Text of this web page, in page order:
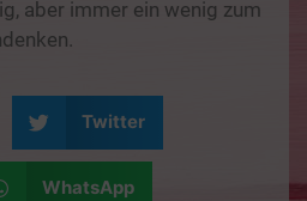
aber immer ein wenig zum
Twitter
WhatsApp